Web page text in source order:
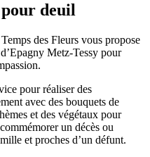
deuil
des Fleurs vous propose
Epagny Metz-Tessy pour
pour réaliser des
avec des bouquets de
et des végétaux pour
un décès ou
et proches d’un défunt.